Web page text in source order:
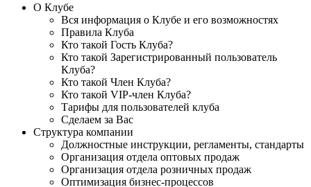
О Клубе
Вся информация о Клубе и его возможностях
Правила Клуба
Кто такой Гость Клуба?
Кто такой Зарегистрированный пользователь
Клуба?
Кто такой Член Клуба?
Кто такой VIP-член Клуба?
Тарифы для пользователей клуба
Сделаем за Вас
Структура компании
Должностные инструкции, регламенты, стандарты
Организация отдела оптовых продаж
Организация отдела розничных продаж
Оптимизация бизнес-процессов